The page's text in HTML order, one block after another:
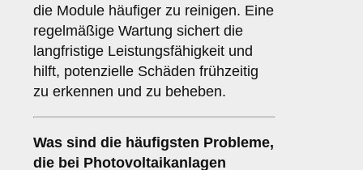
die Module häufiger zu reinigen. Eine
regelmäßige Wartung sichert die
langfristige Leistungsfähigkeit und
hilft, potenzielle Schäden frühzeitig
zu erkennen und zu beheben.
Was sind die häufigsten Probleme,
die bei Photovoltaikanlagen